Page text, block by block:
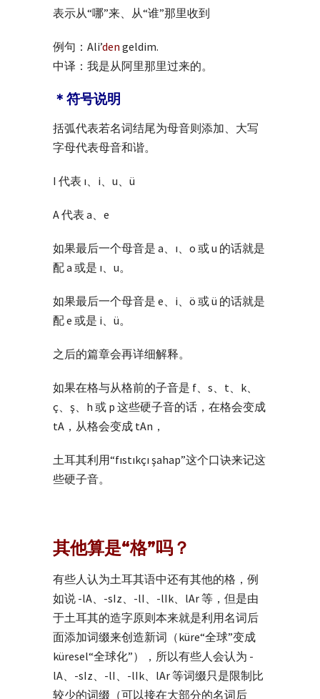
表示从“哪”来、从“谁”那里收到
例句：Ali’den geldim.
中译：我是从阿里那里过来的。
＊符号说明
括弧代表若名词结尾为母音则添加、大写
字母代表母音和谐。
I 代表 ı、i、u、ü
A 代表 a、e
如果最后一个母音是 a、ı、o 或 u 的话就是
配 a 或是 ı、u。
如果最后一个母音是 e、i、ö 或 ü 的话就是
配 e 或是 i、ü。
之后的篇章会再详细解释。
如果在格与从格前的子音是 f、s、t、k、
ç、ş、h 或 p 这些硬子音的话，在格会变成
tA，从格会变成 tAn，
土耳其利用“fıstıkçı şahap”这个口诀来记这
些硬子音。
其他算是“格”吗？
有些人认为土耳其语中还有其他的格，例
如说 -lA、-sIz、-lI、-lIk、lAr 等，但是由
于土耳其的造字原则本来就是利用名词后
面添加词缀来创造新词（küre“全球”变成
küresel“全球化”），所以有些人会认为 -
lA、-sIz、-lI、-lIk、lAr 等词缀只是限制比
较少的词缀（可以接在大部分的名词后